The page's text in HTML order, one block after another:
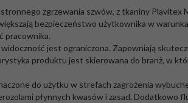
zgrzewania szwów, z tkaniny Plavitex
bezpieczeństwo użytkownika w
pracownika.
jest ograniczona. Zapewniają
produktu jest skierowana do branż, w
do użytku w strefach zagrożenia
płynnych kwasów i zasad. Dodatkowo